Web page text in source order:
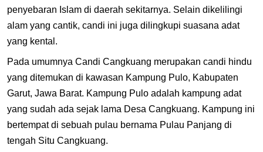
penyebaran Islam di daerah sekitarnya. Selain dikelilingi
alam yang cantik, candi ini juga dilingkupi suasana adat
yang kental.
Pada umumnya Candi Cangkuang merupakan candi hindu
yang ditemukan di kawasan Kampung Pulo, Kabupaten
Garut, Jawa Barat. Kampung Pulo adalah kampung adat
yang sudah ada sejak lama Desa Cangkuang. Kampung ini
bertempat di sebuah pulau bernama Pulau Panjang di
tengah Situ Cangkuang.